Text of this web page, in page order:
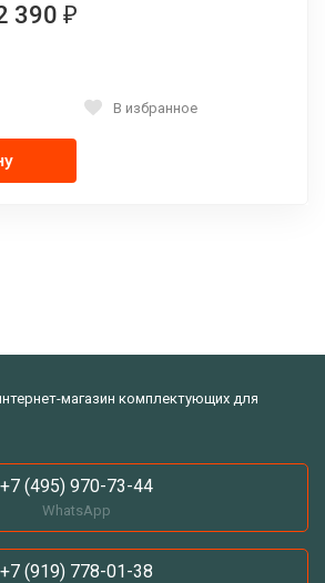
390 ₽
В избранное
магазин комплектующих для
+7 (495) 970-73-44
WhatsApp
+7 (919) 778-01-38